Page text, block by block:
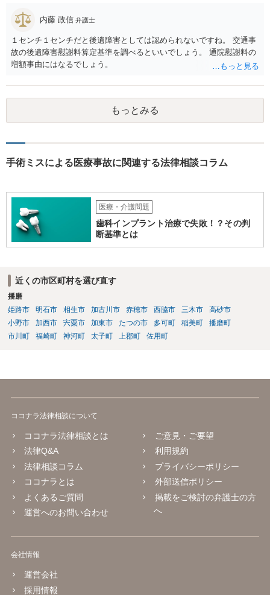
内藤 政信 弁護士
１センチ１センチだと後遺障害としては認められないですね。 交通事
故の後遺障害慰謝料算定基準を調べるといいでしょう。 通院慰謝料の
増額事由にはなるでしょう。
もっとみる
手術ミスによる医療事故に関連する法律相談コラム
医療・介護問題
歯科インプラント治療で失敗！？その判
断基準とは
近くの市区町村を選び直す
播磨
姫路市
明石市 相生市 加古川市 赤穂市 西脇市 三木市
高砂市
小野市
加西市 宍粟市 加東市 たつの市 多可町 稲美町
播磨町
市川町
福崎町 神河町 太子町 上郡町 佐用町
ココナラ法律相談について
ココナラ法律相談とは
法律Q&A
法律相談コラム
ココナラとは
よくあるご質問
運営へのお問い合わせ
ご意見・ご要望
利用規約
プライバシーポリシー
外部送信ポリシー
掲載をご検討の弁護士の方
へ
会社情報
運営会社
採用情報